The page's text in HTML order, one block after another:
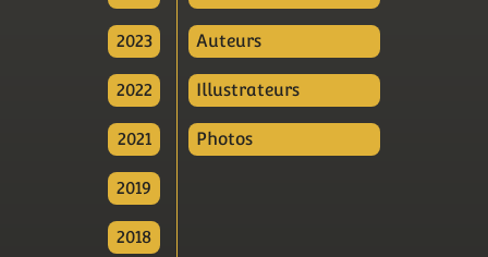
2023
2022
2021
2019
2018
Auteurs
Illustrateurs
Photos